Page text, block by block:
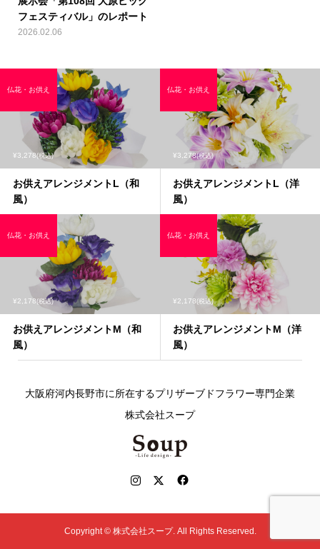
フェスティバル」のレポート
2026.02.06
¥3,278(税込)
お供えアレンジメントL（和
風）
仏花・お供え
¥3,278(税込)
お供えアレンジメントL（洋
風）
仏花・お供え
¥2,178(税込)
お供えアレンジメントM（和
風）
仏花・お供え
¥2,178(税込)
お供えアレンジメントM（洋
風）
仏花・お供え
大阪府河内長野市に所在するプリザーブドフラワー専門企業
株式会社スープ
Copyright ©株式会社スープ. All Rights Reserved.